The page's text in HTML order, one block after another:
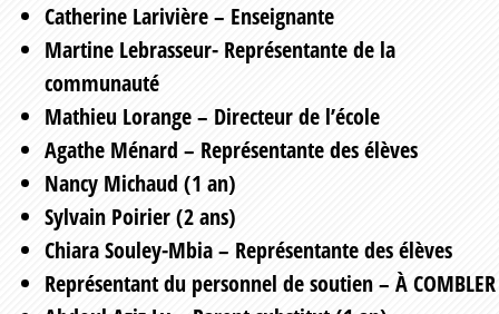
Catherine Larivière – Enseignante
Martine Lebrasseur- Représentante de la
communauté
Mathieu Lorange – Directeur de l’école
Agathe Ménard – Représentante des élèves
Nancy Michaud (1 an)
Sylvain Poirier (2 ans)
Chiara Souley-Mbia – Représentante des élèves
Représentant du personnel de soutien – À COMBLER